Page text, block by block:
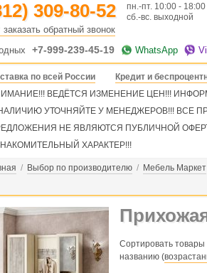
309-80-52
заказать обратный звонок
пн.-пт. 10:00 - 18:00
сб.-вс. выходной
+7-999-239-45-19 WhatsApp
по всей России
Кредит и
ВЕДЁТСЯ ИЗМЕНЕНИЕ ЦЕН!!!
УТОЧНЯЙТЕ У МЕНЕДЖЕРОВ!!! ВСЕ
НЕ ЯВЛЯЮТСЯ ПУБЛИЧНОЙ
ХАРАКТЕР!!!
/ Выбор по производителю / Мебель Маркет
Сортировать товары
названию (